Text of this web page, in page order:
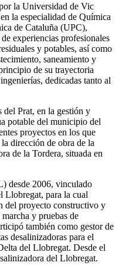
la Universidad de Vic
la especialidad de Química
de Cataluña (UPC),
experiencias profesionales
y potables, así como
saneamiento y
de su trayectoria
dedicadas tanto al
del Prat, en la gestión y
potable del municipio del
proyectos en los que
dirección de obra de la
de la Tordera, situada en
desde 2006, vinculado
Llobregat, para la cual
del proyecto constructivo y
y pruebas de
también como gestor de
desalinizadoras para el
del Llobregat. Desde el
del Llobregat.